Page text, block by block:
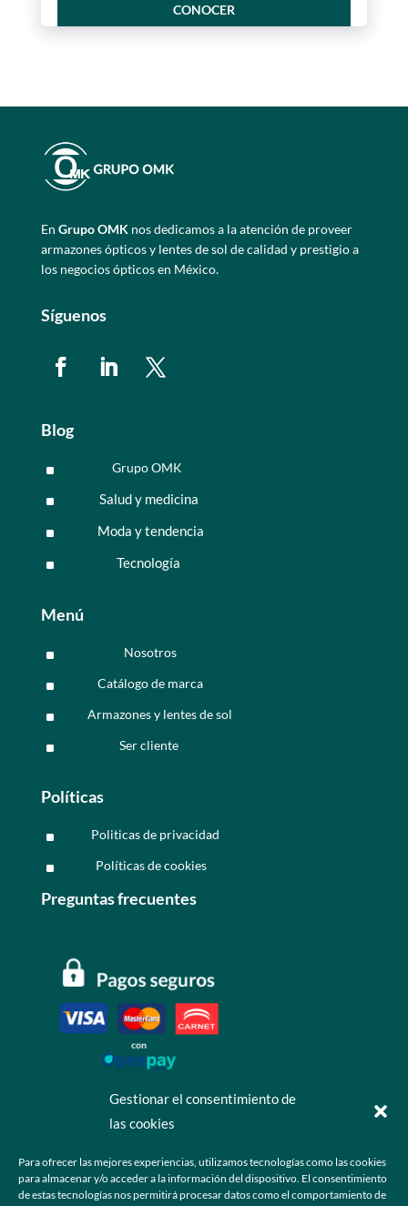
Gestionar el consentimiento de
las cookies
Para ofrecer las mejores experiencias, utilizamos tecnologías como las cookies
para almacenar y/o acceder a la información del dispositivo. El consentimiento
de estas tecnologías nos permitirá procesar datos como el comportamiento de
CONOCER
En Grupo OMKnos dedicamos a la atención de proveer
armazones ópticos y lentes de sol de calidad y prestigio a
los negocios ópticos en México.
Síguenos
Blog
^ Grupo OMK
^ Salud y medicina
^ Moda y tendencia
^ Tecnología
Menú
^ Nosotros
^ Catálogo de marca
^ Armazones y lentes de sol
^ Ser cliente
Políticas
^ Politicas de privacidad
^ Políticas de cookies
Preguntas frecuentes
 +52 55 6173 7725 (Ventas)